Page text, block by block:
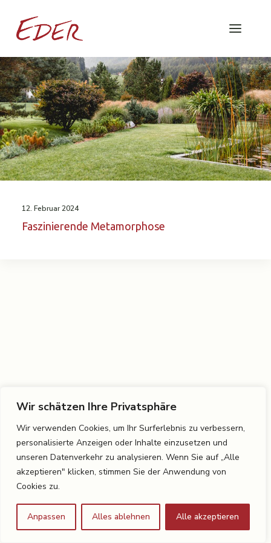
Wir schätzen Ihre Privatsphäre
Wir verwenden Cookies, um Ihr Surferlebnis zu verbessern,
personalisierte Anzeigen oder Inhalte einzusetzen und
unseren Datenverkehr zu analysieren. Wenn Sie auf „Alle
akzeptieren" klicken, stimmen Sie der Anwendung von
Cookies zu.
Anpassen Alles ablehnen Alle akzeptieren
12. Februar 2024
Faszinierende Metamorphose